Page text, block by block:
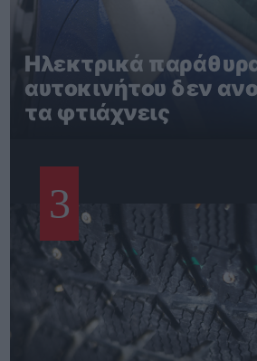
Ηλεκτρικά
αυτοκινήτου δεν
τα φτιάχνεις
3